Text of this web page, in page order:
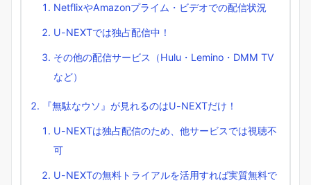
NetflixやAmazonプライム・ビデオでの配信状況
U-NEXTでは独占配信中！
その他の配信サービス（Hulu・Lemino・DMM TV
など）
『無駄なウソ』が見れるのはU-NEXTだけ！
U-NEXTは独占配信のため、他サービスでは視聴不
可
U-NEXTの無料トライアルを活用すれば実質無料で